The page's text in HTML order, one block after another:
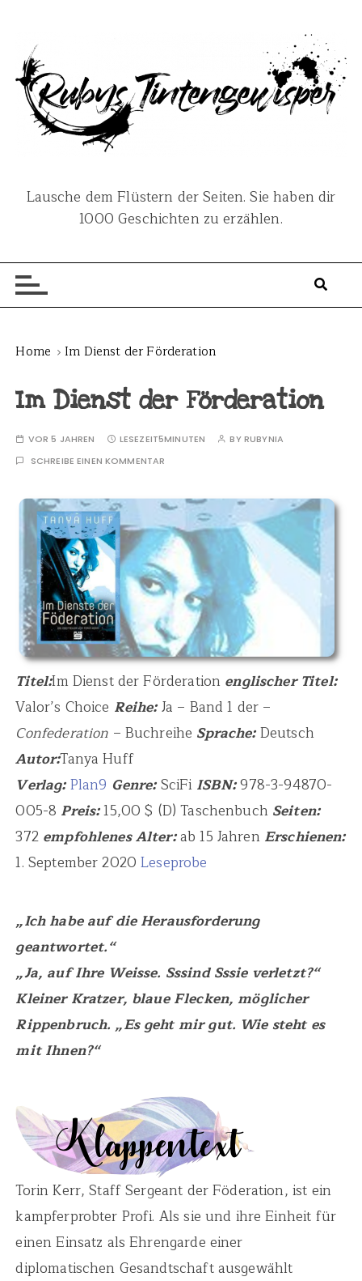
Lausche dem Flüstern der Seiten. Sie haben dir
1000 Geschichten zu erzählen.
Home Im Dienst der Förderation
Im Dienst der Förderation
VOR 5 JAHREN LESEZEIT5MINUTEN BYRUBYNIA
SCHREIBE EINEN KOMMENTAR
Titel:Im Dienst der Förderation englischer Titel:
Valor’s Choice Reihe:Ja – Band 1 der –
Confederation – Buchreihe Sprache:Deutsch
Autor:Tanya Huff
Verlag:Plan9 Genre:SciFi ISBN:978-3-94870-
005-8 Preis:15,00 $ (D) Taschenbuch Seiten:
372 empfohlenes Alter:ab 15 Jahren Erschienen:
1. September 2020Leseprobe
„Ich habe auf die Herausforderung
geantwortet.“
„Ja, auf Ihre Weisse. Sssind Sssie verletzt?“
Kleiner Kratzer, blaue Flecken, möglicher
Rippenbruch. „Es geht mir gut. Wie steht es
mit Ihnen?“
Torin Kerr, Staff Sergeant der Föderation, ist ein
kampferprobter Profi. Als sie und ihre Einheit für
einen Einsatz als Ehrengarde einer
diplomatischen Gesandtschaft ausgewählt